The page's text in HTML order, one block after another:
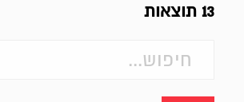
13 תוצאות